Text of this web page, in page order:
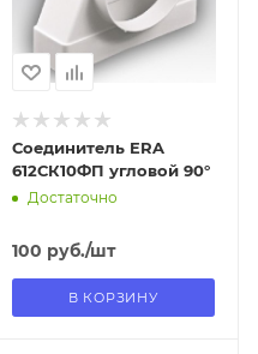
Соединитель ERA
612СК10ФП угловой 90°
Достаточно
100 руб./шт
В КОРЗИНУ